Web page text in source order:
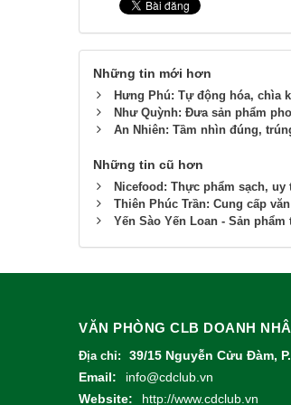
Những tin mới hơn
Hưng Phú: Tự động hóa, chìa
Như Quỳnh: Đưa sản phẩm
An Nhiên: Tầm nhìn đúng,
Những tin cũ hơn
Nicefood: Thực phẩm sạch,
Thiên Phúc Trần: Cung cấp
Yến Sào Yến Loan - Sản
VĂN PHÒNG CLB DOANH
Địa chỉ:
39/15 Nguyễn Cửu Đàm,
Email:
info@cdclub.vn
Website:
http://www.cdclub.vn